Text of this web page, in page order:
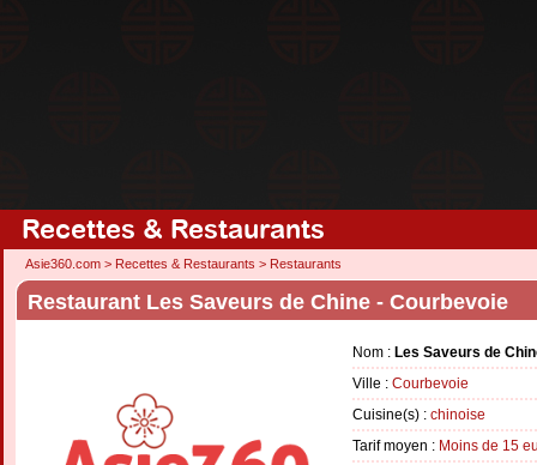
Recettes & Restaurants
Asie360.com > Recettes & Restaurants > Restaurants
Restaurant Les Saveurs de Chine - Courbevoie
Nom : Les Saveurs de
Ville : Courbevoie
Cuisine(s) : chinoise
Tarif moyen : Moins de 15